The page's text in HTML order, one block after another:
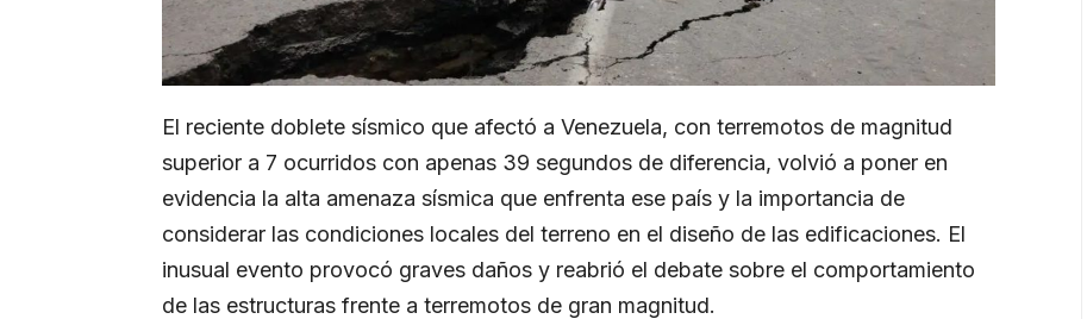
El reciente doblete sísmico que afectó a Venezuela, con terremotos de magnitud
superior a 7 ocurridos con apenas 39 segundos de diferencia, volvió a poner en
evidencia la alta amenaza sísmica que enfrenta ese país y la importancia de
considerar las condiciones locales del terreno en el diseño de las edificaciones. El
inusual evento provocó graves daños y reabrió el debate sobre el comportamiento
de las estructuras frente a terremotos de gran magnitud.